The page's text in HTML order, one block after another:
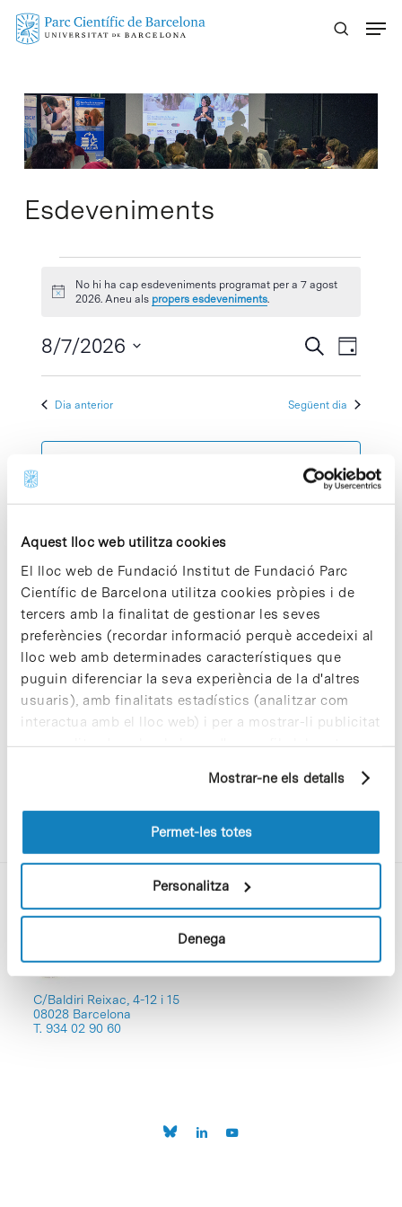
Aquest lloc web utilitza cookies
El lloc web de Fundació Institut de Fundació Parc
Científic de Barcelona utilitza cookies pròpies i de
tercers amb la finalitat de gestionar les seves
preferències (recordar informació perquè accedeixi al
lloc web amb determinades característiques que
puguin diferenciar la seva experiència de la d'altres
usuaris), amb finalitats estadístics (analitzar com
interactua amb el lloc web) i per a mostrar-li publicitat
personalitzada sobre la base d'un perfil elaborat a
pàgines visitades). Per a obtenir més informació sobre
les cookies pot consultar laPolítica de cookiesdel
Mostrar-ne els detalls
Permet-les totes
Personalitza
Denega
Skip
Esdeveniments
Esdeveniments
del
7
agost
2026
Avís
No hi ha cap esdeveniments programat per a 7 agost
2026. Aneu als propers esdeveniments.
visual
cerca
Cercar
Dia
8/7/2026
Dia anterior Següent dia
C/Baldiri Reixac, 4-12 i 15
08028 Barcelona
T. 934 02 90 60